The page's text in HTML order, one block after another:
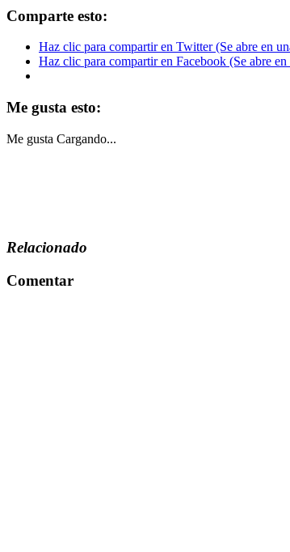
Comparte esto:
Haz clic para compartir en Twitter (Se abre en
Haz clic para compartir en Facebook (Se abre
Me gusta esto:
Me gusta Cargando...
Relacionado
Comentar